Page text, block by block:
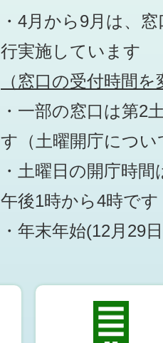
・4月から9月は、
行実施しています
（窓口の受付時間
・一部の窓口は第2
す （土曜開庁につ
・土曜日の開庁時
午後1時から4時です
・年末年始(12月29